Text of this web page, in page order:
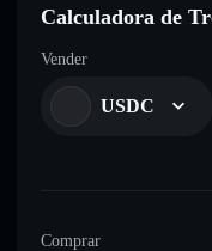
Calculadora de
Vender
USDC
Comprar